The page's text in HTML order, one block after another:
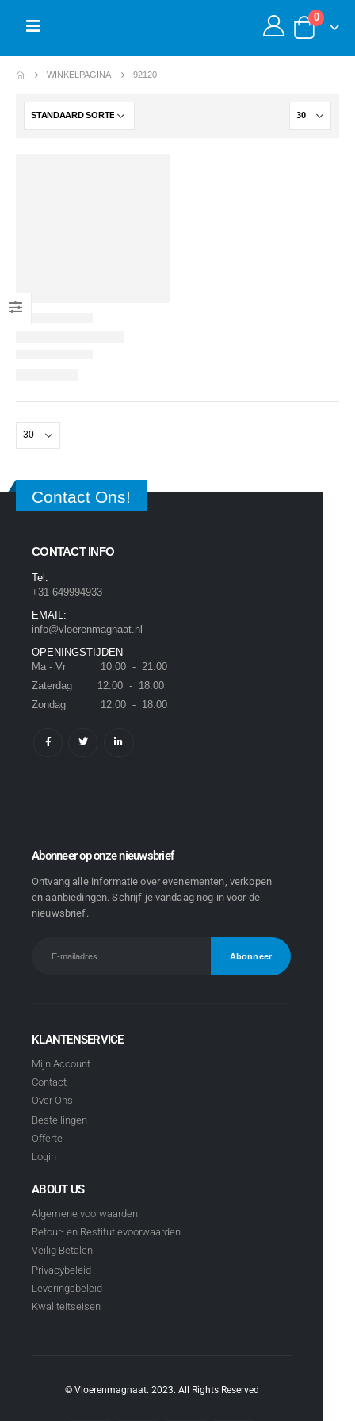
0
WINKELPAGINA 92120
Contact Ons!
CONTACT INFO
Tel:
+31 649994933
EMAIL:
info@vloerenmagnaat.nl
OPENINGSTIJDEN
Ma - Vr 10:00 - 21:00
Zaterdag 12:00 - 18:00
Zondag 12:00 - 18:00
Abonneer op onze nieuwsbrief
Ontvang alle informatie over evenementen, verkopen
en aanbiedingen. Schrijf je vandaag nog in voor de
nieuwsbrief.
KLANTENSERVICE
Mijn Account
Contact
Over Ons
Bestellingen
Offerte
Login
ABOUT US
Algemene voorwaarden
Retour- en Restitutievoorwaarden
Veilig Betalen
Privacybeleid
Leveringsbeleid
Kwaliteitseisen
© Vloerenmagnaat. 2023. All Rights Reserved